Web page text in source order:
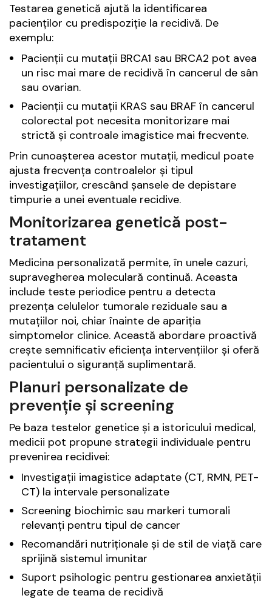
Testarea genetică ajută la identificarea
pacienților cu predispoziție la recidivă. De
exemplu:
Pacienții cu mutații BRCA1 sau BRCA2 pot avea
un risc mai mare de recidivă în cancerul de sân
sau ovarian.
Pacienții cu mutații KRAS sau BRAF în cancerul
colorectal pot necesita monitorizare mai
strictă și controale imagistice mai frecvente.
Prin cunoașterea acestor mutații, medicul poate
ajusta frecvența controalelor și tipul
investigațiilor, crescând șansele de depistare
timpurie a unei eventuale recidive.
Monitorizarea genetică post-
tratament
Medicina personalizată permite, în unele cazuri,
supravegherea moleculară continuă. Aceasta
include teste periodice pentru a detecta
prezența celulelor tumorale reziduale sau a
mutațiilor noi, chiar înainte de apariția
simptomelor clinice. Această abordare proactivă
crește semnificativ eficiența intervențiilor și oferă
pacientului o siguranță suplimentară.
Planuri personalizate de
prevenție și screening
Pe baza testelor genetice și a istoricului medical,
medicii pot propune strategii individuale pentru
prevenirea recidivei:
Investigații imagistice adaptate (CT, RMN, PET-
CT) la intervale personalizate
Screening biochimic sau markeri tumorali
relevanți pentru tipul de cancer
Recomandări nutriționale și de stil de viață care
sprijină sistemul imunitar
Suport psihologic pentru gestionarea anxietății
legate de teama de recidivă